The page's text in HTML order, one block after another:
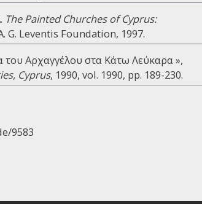
The Painted Churches of Cyprus:
G. Leventis Foundation, 1997.
του Αρχαγγέλου στα Κάτω Λεύκαρα »,
Cyprus, 1990, vol. 1990, pp. 189-230.
9583